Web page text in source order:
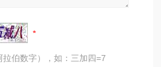
伯数字），如：三加四=7